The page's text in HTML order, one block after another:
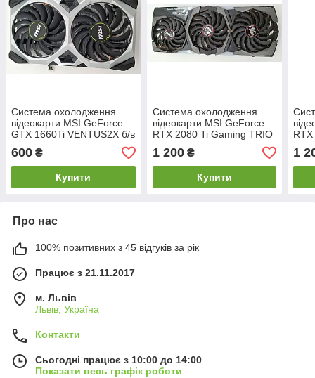
Система охолодження
відеокарти MSI GeForce
GTX 1660Ti VENTUS2X б/в
600 ₴
Купити
Система охолодження
відеокарти MSI GeForce
RTX 2080 Ti Gaming TRIO
б/в
1 200₴
Купити
б/в
1
Про нас
100% позитивних з 45 відгуків за рік
Працює з 21.11.2017
м. Львів
Львів, Україна
Контакти
Сьогодні працює з 10:00 до 14:00
Показати весь графік роботи